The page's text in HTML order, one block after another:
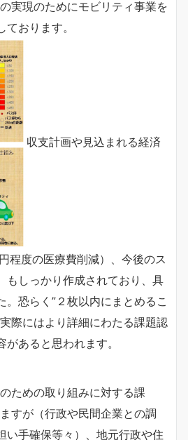
実現のためにモビリティ事業を
おります。
収支計画や見込まれる経済
程度の医療費削減）、今後のス
もしっかり作成されており、具
。恐らく”２枚以内にまとめるこ
際にはより詳細にわたる課題認
あると思われます。
ための取り組みに対する課
すが（行政や民間企業との調
い手確保等々）、地元行政や住